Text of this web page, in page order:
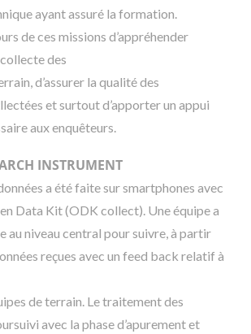
ayant assuré la formation.
de ces missions d’appréhender
des
d’assurer la qualité des
et surtout d’apporter un appui
aux enquêteurs.
INSTRUMENT
a été faite sur smartphones avec
Data Kit (ODK collect). Une équipe a
au niveau central pour suivre, à partir
reçues avec un feed back relatif à
de terrain. Le traitement des
avec la phase d’apurement et